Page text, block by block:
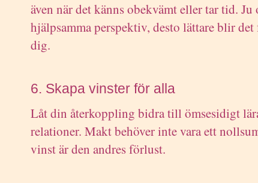
även när det känns obekvämt eller tar tid.
hjälpsamma perspektiv, desto lättare blir det
dig.
6. Skapa vinster för alla
Låt din återkoppling bidra till ömsesidigt
relationer. Makt behöver inte vara ett
vinst är den andres förlust.